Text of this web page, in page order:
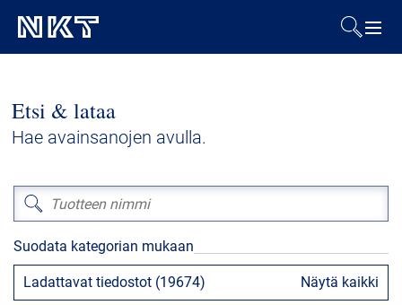
Referenssit
Ladattavat tiedostot
Tietoa meistä
Etsi & lataa
Hae avainsanojen avulla.
Suodata kategorian mukaan
Ladattavat tiedostot (19674) Näytä kaikki